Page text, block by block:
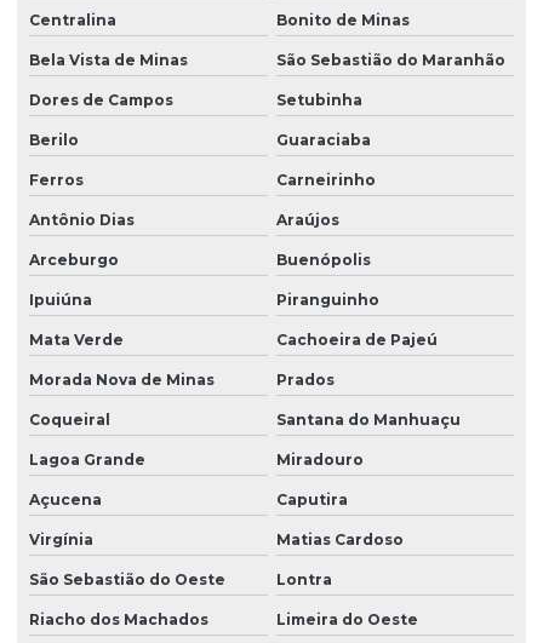
Centralina Bonito de Minas
Bela Vista de Minas São Sebastião do Maranhão
Dores de Campos Setubinha
Berilo Guaraciaba
Ferros Carneirinho
Antônio Dias Araújos
Arceburgo Buenópolis
Ipuiúna Piranguinho
Mata Verde Cachoeira de Pajeú
Morada Nova de Minas Prados
Coqueiral Santana do Manhuaçu
Lagoa Grande Miradouro
Açucena Caputira
Virgínia Matias Cardoso
São Sebastião do Oeste Lontra
Riacho dos Machados Limeira do Oeste